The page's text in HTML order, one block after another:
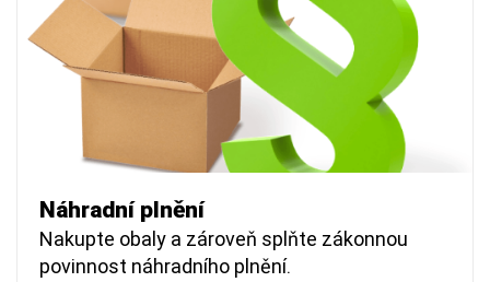
Náhradní plnění
Nakupte obaly a zároveň splňte zákonnou
povinnost náhradního plnění.